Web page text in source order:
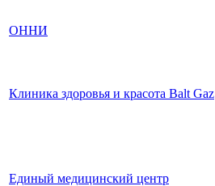
ОННИ
Клиника здоровья и красота Balt Gaz
Единый медицинский центр